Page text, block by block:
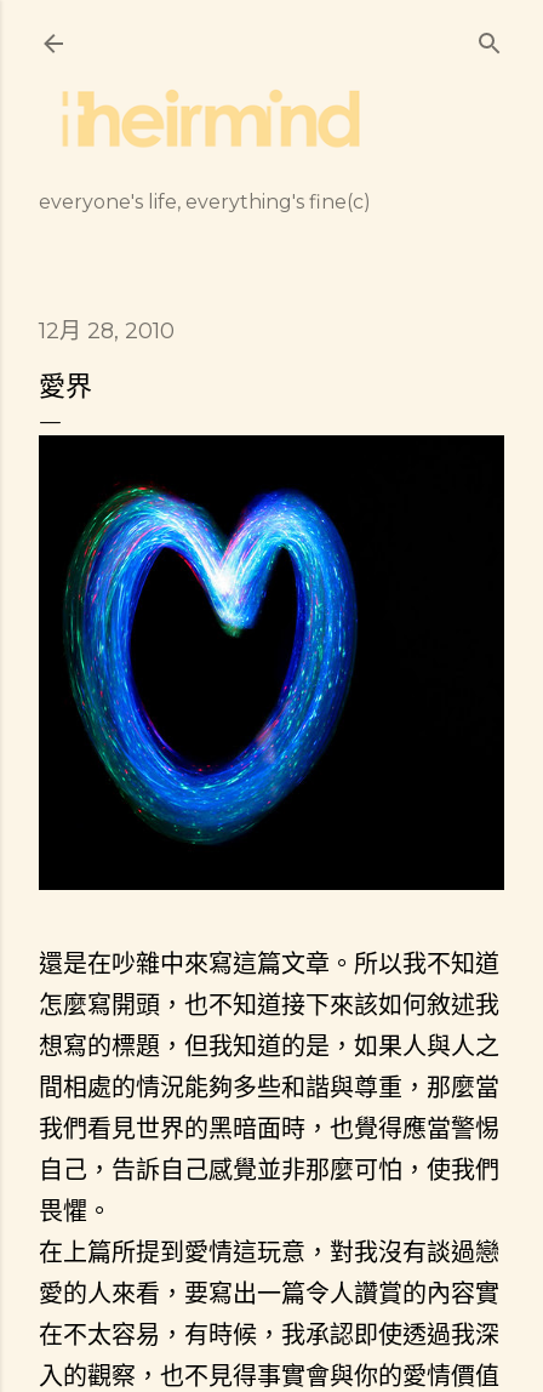
everyone's life, everything's fine(c)
12月 28, 2010
愛界
還是在吵雜中來寫這篇文章。所以我不知道
怎麼寫開頭，也不知道接下來該如何敘述我
想寫的標題，但我知道的是，如果人與人之
間相處的情況能夠多些和諧與尊重，那麼當
我們看見世界的黑暗面時，也覺得應當警惕
自己，告訴自己感覺並非那麼可怕，使我們
畏懼。
在上篇所提到愛情這玩意，對我沒有談過戀
愛的人來看，要寫出一篇令人讚賞的內容實
在不太容易，有時候，我承認即使透過我深
入的觀察，也不見得事實會與你的愛情價值